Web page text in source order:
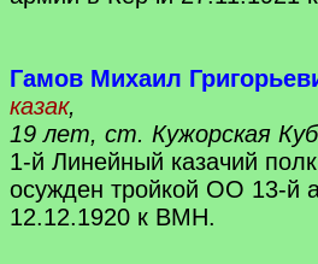
Гамов Михаил
казак,
19 лет, ст. Кужорская
1-й Линейный казачий
осужден тройкой ОО 13-й
12.12.1920 к ВМН.